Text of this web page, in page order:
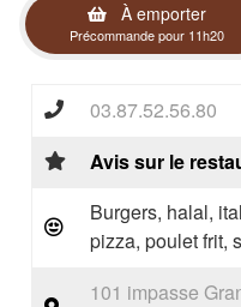
À emporter
Précommande pour 11h20
03.87.52.56.80
Avis sur le
Burgers, halal,
pizza, poulet frit,
101 impasse